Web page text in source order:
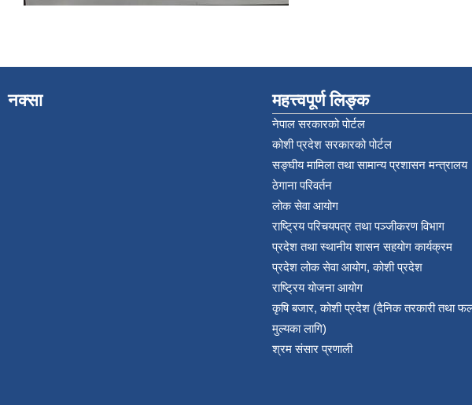
नक्सा महत्त्वपूर्ण लिङ्क
नेपाल सरकारको पोर्टल
कोशी प्रदेश सरकारको पोर्टल
सङ्‍घीय मामिला तथा सामान्य प्रशासन मन्त्रालय
ठेगाना परिवर्तन
लोक सेवा आयोग
राष्ट्रिय परिचयपत्र तथा पञ्‍जीकरण विभाग
प्रदेश तथा स्थानीय शासन सहयोग कार्यक्रम
प्रदेश लोक सेवा आयोग, कोशी प्रदेश
राष्ट्रिय योजना आयोग
कृषि बजार, कोशी प्रदेश (दैनिक तरकारी तथा
मुल्यका लागि)
श्रम संसार प्रणाली